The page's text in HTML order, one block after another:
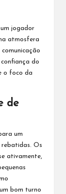
jogador
atmosfera
do
o foco da
de
um
rebatidas. Os
ativamente,
bom turno